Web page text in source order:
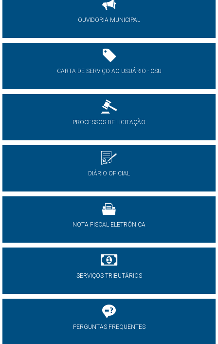
OUVIDORIA MUNICIPAL
CARTA DE SERVIÇO AO USUÁRIO - CSU
PROCESSOS DE LICITAÇÃO
DIÁRIO OFICIAL
NOTA FISCAL ELETRÔNICA
SERVIÇOS TRIBUTÁRIOS
PERGUNTAS FREQUENTES